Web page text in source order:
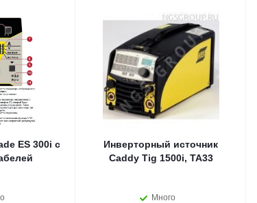
ES 300i с
Инверторный источник
Caddy Tig 1500i, TA33
Много